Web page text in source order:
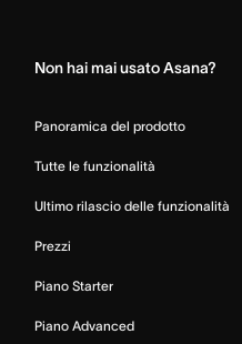
Non hai mai usato Asana?
Panoramica del prodotto
Tutte le funzionalità
Ultimo rilascio delle funzionalità
Prezzi
Piano Starter
Piano Advanced